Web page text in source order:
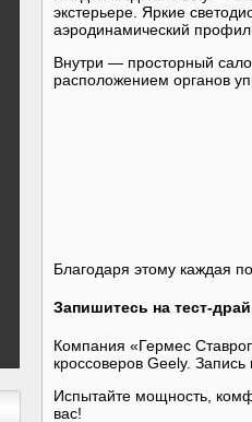
экстерьере. Яркие
аэродинамический
Внутри — просторный
расположением органов
Благодаря этому каждая
Запишитесь на тест-
Компания «Гермес
кроссоверов Geely.
Испытайте мощность,
вас!